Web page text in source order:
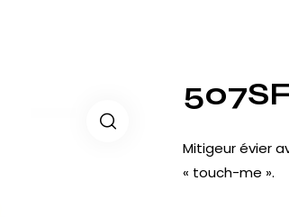
Mitigeur évier
« touch-me ».